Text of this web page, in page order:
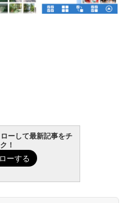
ーして最新記事をチ
！